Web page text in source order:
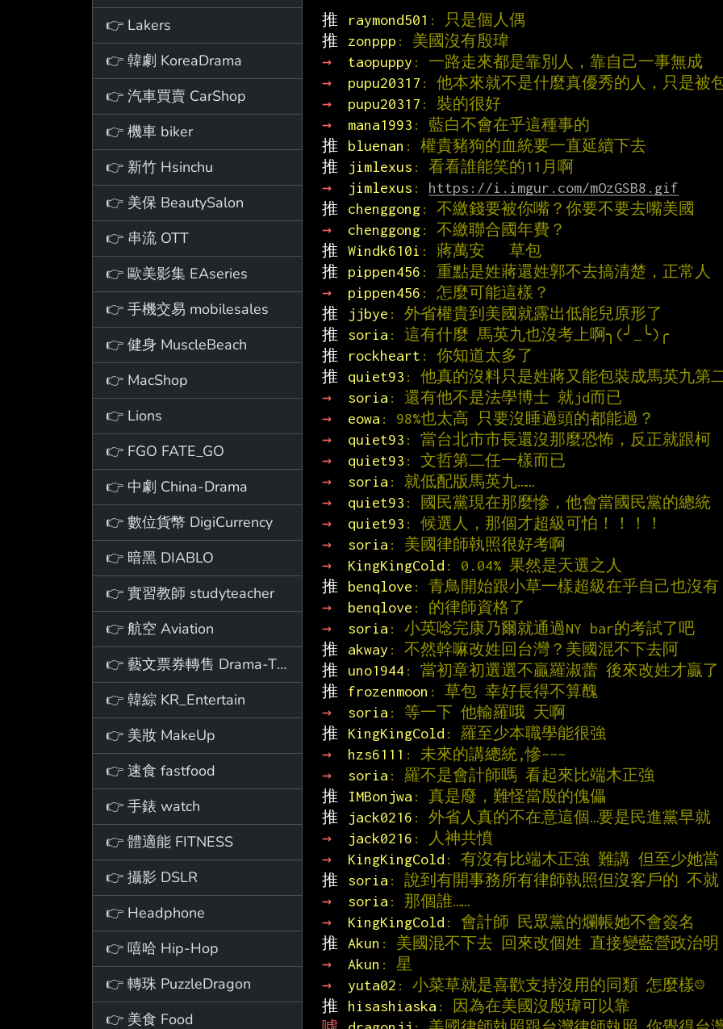
👉 Lakers
👉 韓劇 KoreaDrama
👉 汽車買賣 CarShop
👉 機車 biker
👉 新竹 Hsinchu
👉 美保 BeautySalon
👉 串流 OTT
👉 歐美影集 EAseries
👉 手機交易 mobilesales
👉 健身 MuscleBeach
👉 MacShop
👉 Lions
👉 FGO FATE_GO
👉 中劇 China-Drama
👉 數位貨幣 DigiCurrency
👉 暗黑 DIABLO
👉 實習教師 studyteacher
👉 航空 Aviation
👉 藝文票券轉售 Drama-Ticket
👉 韓綜 KR_Entertain
👉 美妝 MakeUp
👉 速食 fastfood
👉 手錶 watch
👉 體適能 FITNESS
👉 攝影 DSLR
👉 Headphone
👉 嘻哈 Hip-Hop
👉 轉珠 PuzzleDragon
👉 美食 Food
推 raymond501 : 只是個人偶
推
zonppp : 美國沒有殷瑋
→
taopuppy : 一路走來都是靠別人，靠自己一事無成
→
pupu20317 : 他本來就不是什麼真優秀的人，只是被
→
pupu20317 : 裝的很好
→
mana1993 : 藍白不會在乎這種事的
推
bluenan : 權貴豬狗的血統要一直延續下去
推
jimlexus : 看看誰能笑的11月啊
→
jimlexus : https://i.imgur.com/mOzGSB8.gif
推
chenggong: 不繳錢要被你嘴？你要不要去嘴美國
→
chenggong: 不繳聯合國年費？
推 Windk610i : 蔣萬安   草包
推
pippen456 : 重點是姓蔣還姓郭不去搞清楚，正常人
→
pippen456 : 怎麼可能這樣？
推
jjbye : 外省權貴到美國就露出低能兒原形了
推
soria : 這有什麼 馬英九也沒考上啊╮(╯_╰)╭
推
rockheart : 你知道太多了
推
quiet93 : 他真的沒料只是姓蔣又能包裝成馬英九第
→
soria : 還有他不是法學博士 就jd而已
→
eowa : 98%也太高 只要沒睡過頭的都能過？
→
quiet93 : 當台北市市長還沒那麼恐怖，反正就跟柯
→
quiet93 : 文哲第二任一樣而已
→
soria : 就低配版馬英九……
→
quiet93 : 國民黨現在那麼慘，他會當國民黨的總統
→
quiet93 : 候選人，那個才超級可怕！！！！
→
soria : 美國律師執照很好考啊
→
KingKingCold : 0.04% 果然是天選之人
推
benqlove : 青鳥開始跟小草一樣超級在乎自己也沒有
→
benqlove : 的律師資格了
→
soria : 小英唸完康乃爾就通過NY bar的考試了吧
推
akway : 不然幹嘛改姓回台灣？美國混不下去阿
推
uno1944 : 當初章初選選不贏羅淑蕾 後來改姓才贏了
推
frozenmoon : 草包 幸好長得不算醜
→
soria : 等一下 他輸羅哦 天啊
推
KingKingCold : 羅至少本職學能很強
→
hzs6111 : 未來的講總統,慘~~~
→
soria : 羅不是會計師嗎 看起來比端木正強
推
IMBonjwa : 真是廢，難怪當殷的傀儡
推
jack0216 : 外省人真的不在意這個…要是民進黨早就
→
jack0216 : 人神共憤
→
KingKingCold : 有沒有比端木正強 難講 但至少她當
推
soria : 說到有開事務所有律師執照但沒客戶的 不就
→
soria : 那個誰……
→
KingKingCold : 會計師 民眾黨的爛帳她不會簽名
推 Akun : 美國混不下去 回來改個姓 直接變藍營政治明
→
Akun : 星
→
yuta02 : 小菜草就是喜歡支持沒用的同類 怎麼樣☺
推
hisashiaska : 因為在美國沒殷瑋可以靠